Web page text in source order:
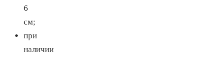
6
см;
при
наличии